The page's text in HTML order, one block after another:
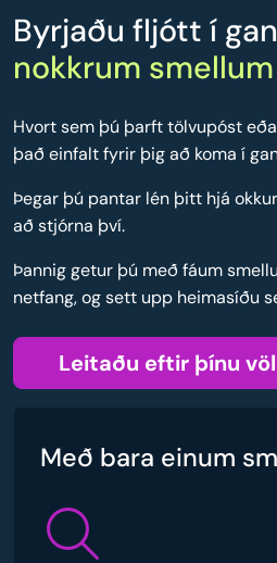
Byrjaðu fljótt í
nokkrum smellum
Hvort sem þú þarft tölvupóst
það einfalt fyrir þig að koma í
Þegar þú pantar lén þitt hjá
að stjórna því.
Þannig getur þú með fáum
netfang, og sett upp heimasíðu
Leitaðu eftir þínu
Með bara einum